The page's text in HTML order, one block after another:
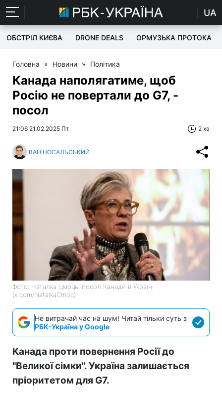
UA
ОБСТРІЛ КИЄВА DRONE DEALS ОРМУЗЬКА ПРОТОКА
Головна » Новини » Політика
Канада наполягатиме, щоб
Росію не повертали до G7, -
посол
21:06 21.02.2025 Пт 2 хв
ІВАН НОСАЛЬСЬКИЙ
Фото: Наталка Цмоць, посол Канади в Україні
(x.com/NatalkaCmoc)
Не витрачай час на шум! Читай тільки суть з
РБК-Україна у Google
Канада проти повернення Росії до
"Великої сімки". Україна залишається
пріоритетом для G7.